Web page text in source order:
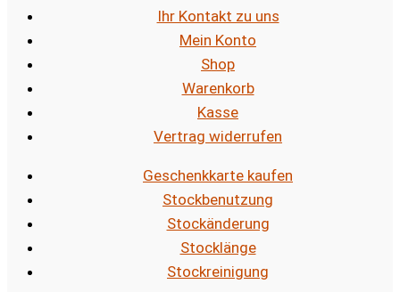
Ihr Kontakt zu uns
Mein Konto
Shop
Warenkorb
Kasse
Vertrag widerrufen
Geschenkkarte kaufen
Stockbenutzung
Stockänderung
Stocklänge
Stockreinigung